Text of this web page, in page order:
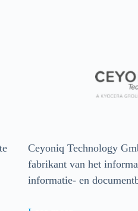
Ceyoniq Technology
fabrikant van het
informatie- en